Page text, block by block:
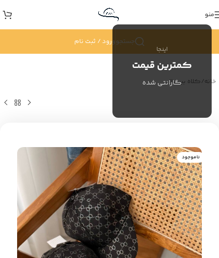
اینجا
کمترین قیمت
گارانتی شده
منو
جستجوورود / ثبت نام
خانه/کلاه بیسبالی
ناموجود